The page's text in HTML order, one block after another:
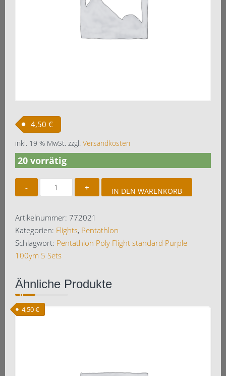
4,50 €
inkl. 19 % MwSt. zzgl. Versandkosten
20 vorrätig
Pentathlon
Poly
standard
Purple
100ym
5
Menge
IN DEN WARENKORB
Artikelnummer: 772021
Kategorien: Flights, Pentathlon
Schlagwort: Pentathlon Poly Flight standard Purple
100ym 5 Sets
Ähnliche Produkte
4,50€